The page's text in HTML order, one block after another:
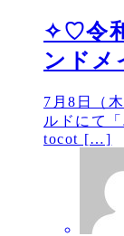
✧♡令
ンドメ
7月8日（
ルドにて
tocot […]